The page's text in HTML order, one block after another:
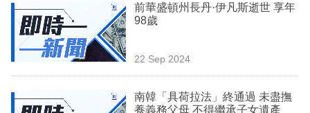
業
科
技
前華盛頓州長丹·伊凡斯逝世 享年
98歲
22 Sep 2024
南韓「具荷拉法」終通過 未盡撫
養義務父母 不得繼承子女遺產